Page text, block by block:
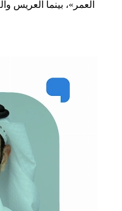
العمر»، بينما العريس